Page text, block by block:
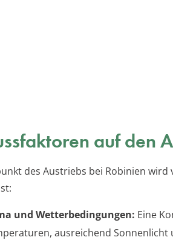
auf den
des Austriebs bei Robinien wird
und Wetterbedingungen: Eine
ausreichend